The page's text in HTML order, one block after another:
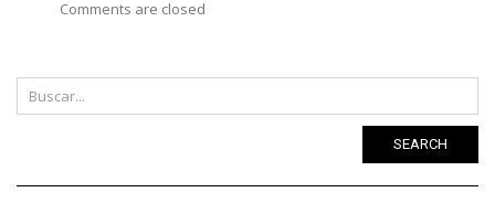
Comments are closed
SEARCH